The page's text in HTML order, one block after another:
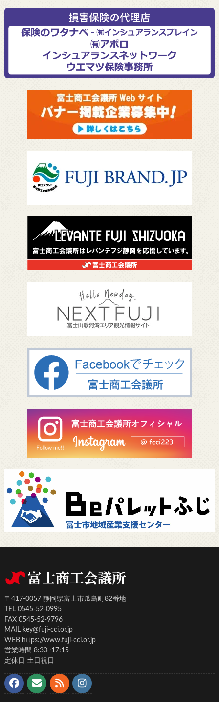
〒417-0057 静岡県富士市瓜島町82番地
TEL 0545-52-0995
FAX 0545-52-9796
MAIL key@fuji-cci.or.jp
WEB https://www.fuji-cci.or.jp
営業時間 8:30~17:15
定休日 土日祝日